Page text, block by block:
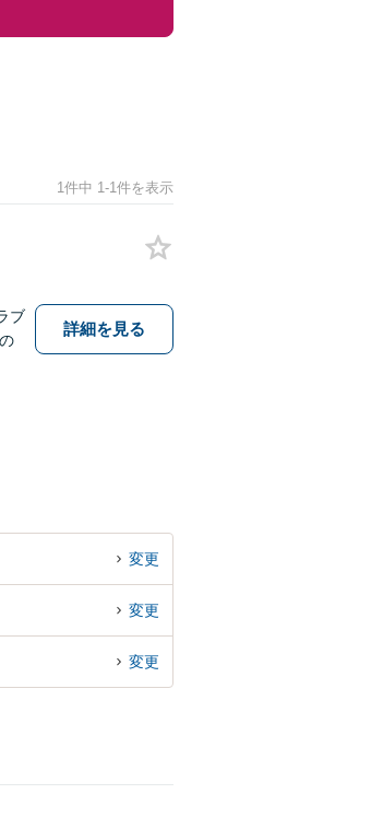
1件中 1-1件を表示
ブ
詳細を見る
変更
変更
変更